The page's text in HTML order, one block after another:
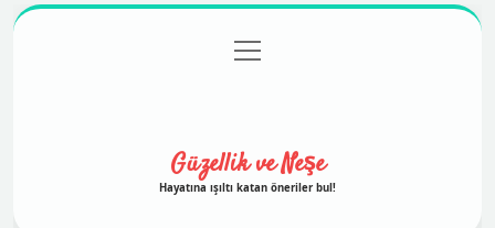
Gizlilik Politikası
menüyü
aç
Güzellik ve Neşe
Hayatına ışıltı katan öneriler bul!